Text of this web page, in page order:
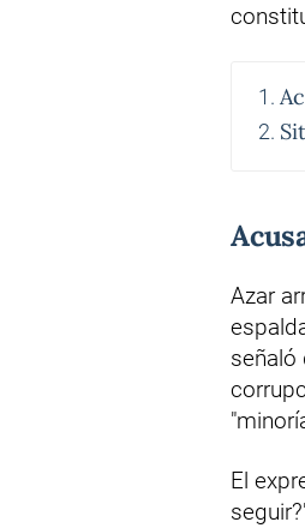
Azar
señaló
El